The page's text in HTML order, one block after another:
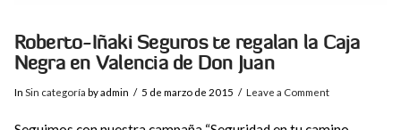
Roberto-Iñaki Seguros te regalan la Caja
Negra en Valencia de Don Juan
In Sin categoría by admin 5 de marzo de 2015 Leave a Comment